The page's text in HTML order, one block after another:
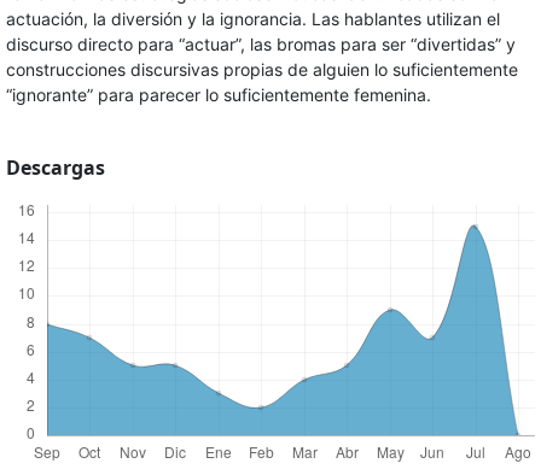
actuación, la diversión y la ignorancia. Las hablantes utilizan el
discurso directo para “actuar”, las bromas para ser “divertidas” y
construcciones discursivas propias de alguien lo suficientemente
“ignorante” para parecer lo suficientemente femenina.
Descargas